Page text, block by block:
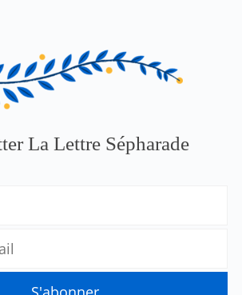
La Lettre Sépharade